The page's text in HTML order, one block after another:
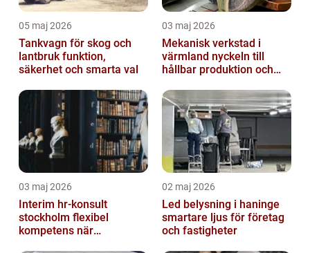
05 maj 2026
Tankvagn för skog och
lantbruk funktion,
säkerhet och smarta val
03 maj 2026
Mekanisk verkstad i
värmland nyckeln till
hållbar produktion och
03 maj 2026
Interim hr-konsult
stockholm flexibel
kompetens när
02 maj 2026
Led belysning i haninge
smartare ljus för företag
och fastigheter